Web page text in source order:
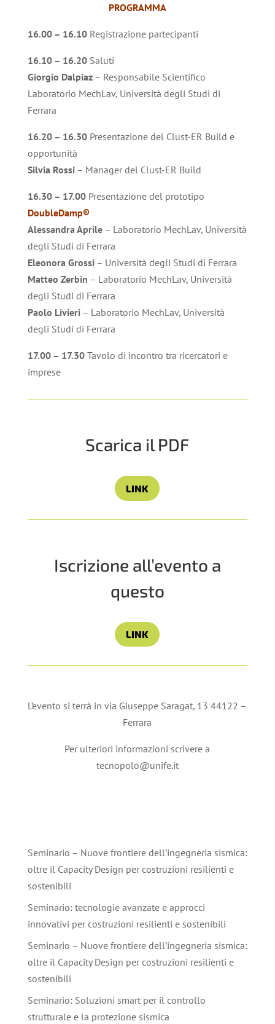
PROGRAMMA
16.00 – 16.10Registrazione partecipanti
16.10 – 16.20Saluti
Giorgio Dalpiaz– Responsabile Scientifico
Laboratorio MechLav, Università degli Studi di
Ferrara
16.20 – 16.30Presentazione del Clust-ER Build e
opportunità
Silvia Rossi– Manager del Clust-ER Build
16.30 – 17.00Presentazione del prototipo
DoubleDamp®
Alessandra Aprile– Laboratorio MechLav, Università
degli Studi di Ferrara
Eleonora Grossi– Università degli Studi di Ferrara
Matteo Zerbin – Laboratorio MechLav, Università
degli Studi di Ferrara
Paolo Livieri– Laboratorio MechLav, Università
degli Studi di Ferrara
17.00 – 17.30Tavolo di incontro tra ricercatori e
imprese
Scarica il PDF
LINK
Iscrizione all’evento a
questo
LINK
L’evento si terrà in via Giuseppe Saragat, 13 44122 –
Ferrara
Per ulteriori informazioni scrivere a
tecnopolo@unife.it
Seminario – Nuove frontiere dell’ingegneria sismica:
oltre il Capacity Design per costruzioni resilienti e
sostenibili
Seminario: tecnologie avanzate e approcci
innovativi per costruzioni resilienti e sostenibili
Seminario – Nuove frontiere dell’ingegneria sismica:
oltre il Capacity Design per costruzioni resilienti e
sostenibili
Seminario: Soluzioni smart per il controllo
strutturale e la protezione sismica